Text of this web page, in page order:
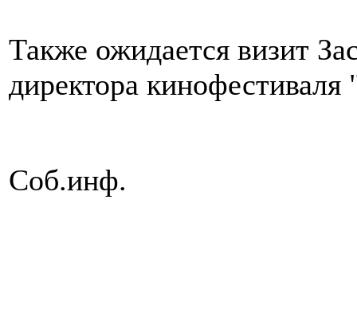
Также ожидается визит
директора
Соб.инф.